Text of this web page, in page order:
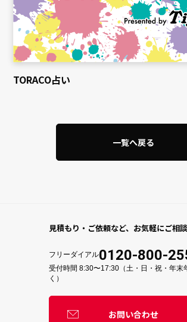
TORACO占い
一覧へ戻る
見積もり・ご依頼など、 お気軽にご相
フリーダイアル0120-800-
受付時間 8:30〜17:30（土・日・祝・年末
く）
お問い合わせ